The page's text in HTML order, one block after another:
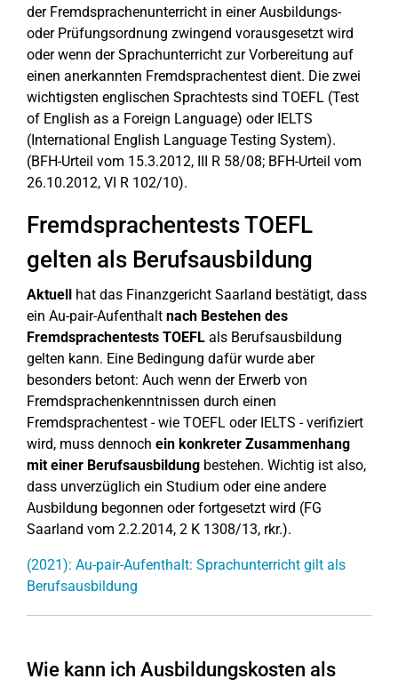
der Fremdsprachenunterricht in einer Ausbildungs-
oder Prüfungsordnung zwingend vorausgesetzt wird
oder wenn der Sprachunterricht zur Vorbereitung auf
einen anerkannten Fremdsprachentest dient. Die zwei
wichtigsten englischen Sprachtests sind TOEFL (Test
of English as a Foreign Language) oder IELTS
(International English Language Testing System).
(BFH-Urteil vom 15.3.2012, III R 58/08; BFH-Urteil vom
26.10.2012, VI R 102/10).
Fremdsprachentests TOEFL
gelten als Berufsausbildung
Aktuell hat das Finanzgericht Saarland bestätigt, dass
ein Au-pair-Aufenthalt nach Bestehen des
Fremdsprachentests TOEFL als Berufsausbildung
gelten kann. Eine Bedingung dafür wurde aber
besonders betont: Auch wenn der Erwerb von
Fremdsprachenkenntnissen durch einen
Fremdsprachentest - wie TOEFL oder IELTS - verifiziert
wird, muss dennoch ein konkreter Zusammenhang
mit einer Berufsausbildung bestehen. Wichtig ist also,
dass unverzüglich ein Studium oder eine andere
Ausbildung begonnen oder fortgesetzt wird (FG
Saarland vom 2.2.2014, 2 K 1308/13, rkr.).
(2021): Au-pair-Aufenthalt: Sprachunterricht gilt als
Berufsausbildung
Wie kann ich Ausbildungskosten als